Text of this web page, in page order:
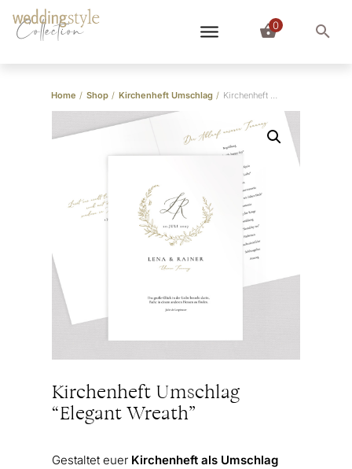
Collection 0
Home / Shop / Kirchenheft Umschlag / Kirchenheft Umschlag “Elegant Wreath”
Kirchenheft Umschlag
“Elegant Wreath”
Gestaltet euer Kirchenheft als Umschlag